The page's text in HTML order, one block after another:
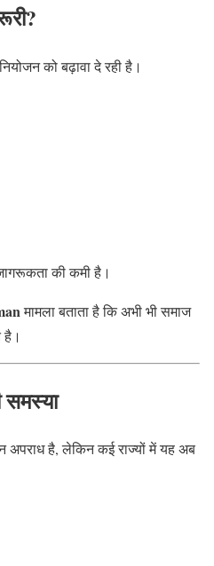
को बढ़ावा दे रही है।
की कमी है।
मामला बताता है कि अभी भी समाज
समस्या
अपराध है, लेकिन कई राज्यों में यह अब